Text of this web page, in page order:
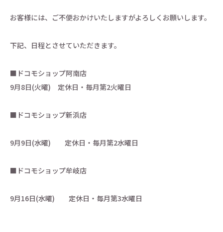
お客様には、ご不便おかけいたしますがよろしくお願いします。
下記、日程とさせていただきます。
■ドコモショップ阿南店
9月8日(火曜) 定休日・毎月第2火曜日
■ドコモショップ新浜店
9月9日(水曜) 定休日・毎月第2水曜日
■ドコモショップ牟岐店
9月16日(水曜) 定休日・毎月第3水曜日